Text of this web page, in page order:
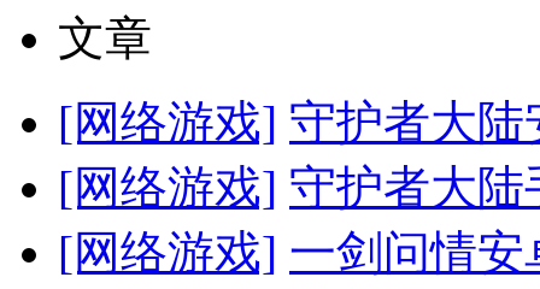
文章
[网络游戏] 守护者大陆
[网络游戏] 守护者大陆
[网络游戏] 一剑问情安